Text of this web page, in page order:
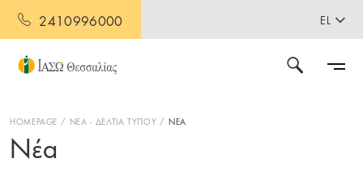
2410996000 EL
HOMEPAGE ΝΕΑ - ΔΕΛΤΙΑ ΤΥΠΟΥ ΝΕΑ
Νέα